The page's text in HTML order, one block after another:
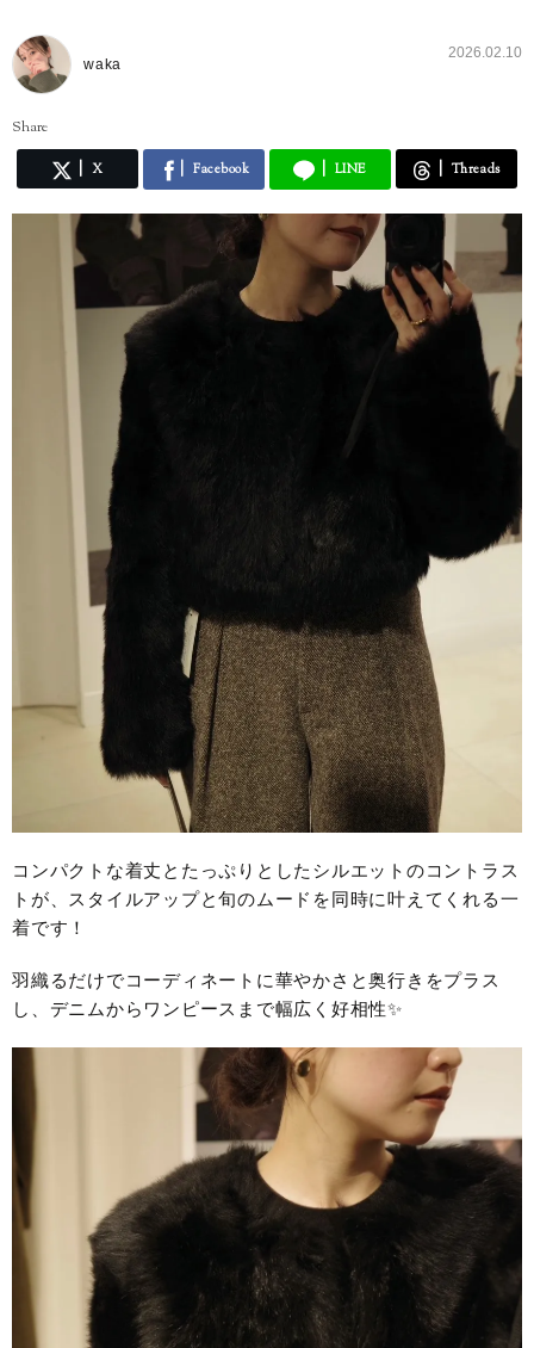
waka
2026.02.10
Share
X Facebook LINE Threads
コンパクトな着丈とたっぷりとしたシルエットのコントラス
トが、スタイルアップと旬のムードを同時に叶えてくれる一
着です！
羽織るだけでコーディネートに華やかさと奥行きをプラス
し、デニムからワンピースまで幅広く好相性✨